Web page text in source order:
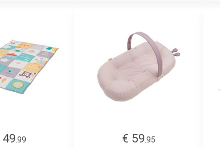
49.99
€ 59.95